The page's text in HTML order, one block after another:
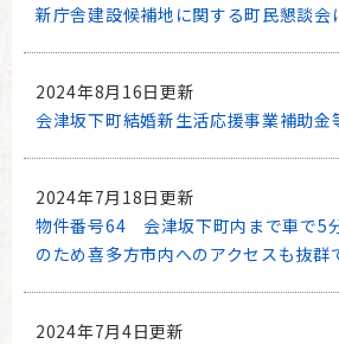
新庁舎建設候補地に関する町民懇談会
2024年8月16日更新
会津坂下町結婚新生活応援事業補助金
2024年7月18日更新
物件番号64 会津坂下町内まで車で5
のため喜多方市内へのアクセスも抜群
2024年7月4日更新